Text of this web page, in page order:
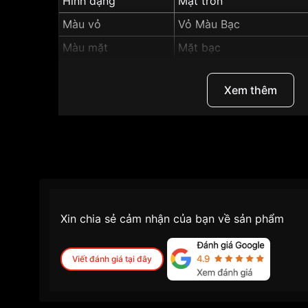
Màu vỏ
Vỏ Màu Bạc
Màu mặt
Mặt bạc
Dạ quang, Lịch thứ,
"SRWatch 30mm
Xem thêm
Xin chia sẻ cảm nhận của bạn về sản phẩm
Viết đánh giá tại đây